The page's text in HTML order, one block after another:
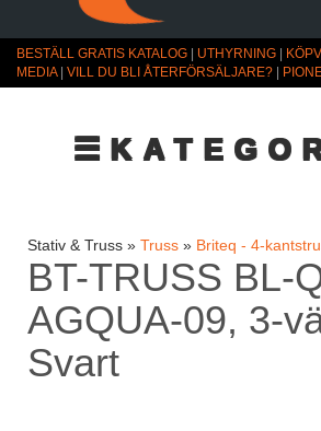
BESTÄLL GRATIS KATALOG UTHYRNING
MEDIA| VILL DU BLI ÅTERFÖRSÄLJARE?
Stativ & Truss » Truss » Briteq - 4-
BT-TRUSS BL-
AGQUA-09, 3-
Svart